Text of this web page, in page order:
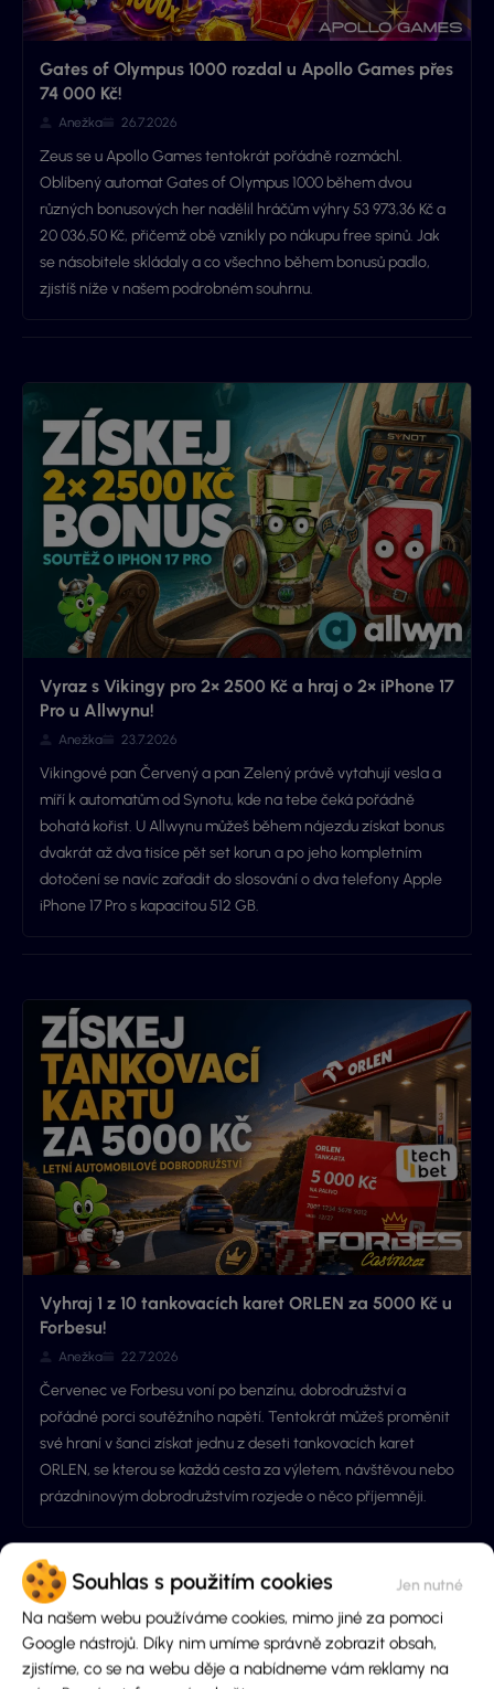
Souhlas s použitím cookies
Na našem webu používáme cookies, mimo jiné za pomoci
Google nástrojů. Díky nim umíme správně zobrazit obsah,
zjistíme, co se na webu děje a nabídneme vám reklamy na
Gates of Olympus 1000 rozdal u Apollo Games přes
74 000 Kč!
Anežka 26.7.2026
Zeus se u Apollo Games tentokrát pořádně rozmáchl.
Oblíbený automat Gates of Olympus 1000 během dvou
různých bonusových her nadělil hráčům výhry 53 973,36 Kč a
20 036,50 Kč, přičemž obě vznikly po nákupu free spinů. Jak
se násobitele skládaly a co všechno během bonusů padlo,
zjistíš níže v našem podrobném souhrnu.
Vyraz s Vikingy pro 2× 2500 Kč a hraj o 2× iPhone 17
Pro u Allwynu!
Anežka 23.7.2026
Vikingové pan Červený a pan Zelený právě vytahují vesla a
míří k automatům od Synotu, kde na tebe čeká pořádně
bohatá kořist. U Allwynu můžeš během nájezdu získat bonus
dvakrát až dva tisíce pět set korun a po jeho kompletním
dotočení se navíc zařadit do slosování o dva telefony Apple
iPhone 17 Pro s kapacitou 512 GB.
Vyhraj 1 z 10 tankovacích karet ORLEN za 5000 Kč u
Forbesu!
Anežka 22.7.2026
Červenec ve Forbesu voní po benzínu, dobrodružství a
pořádné porci soutěžního napětí. Tentokrát můžeš proměnit
své hraní v šanci získat jednu z deseti tankovacích karet
ORLEN, se kterou se každá cesta za výletem, návštěvou nebo
prázdninovým dobrodružstvím rozjede o něco příjemněji.